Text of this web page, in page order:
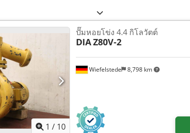
1 / 10
Wiefelstede 8,798 km
ปั๊มหอยโข่ง 4.4 กิโลวัตต์
DIAZ80V-2